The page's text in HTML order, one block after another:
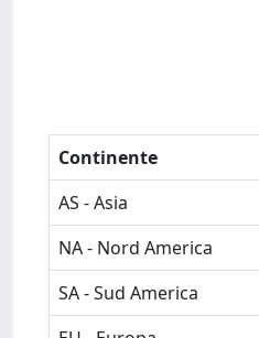
Continente
AS - Asia
NA - Nord America
SA - Sud America